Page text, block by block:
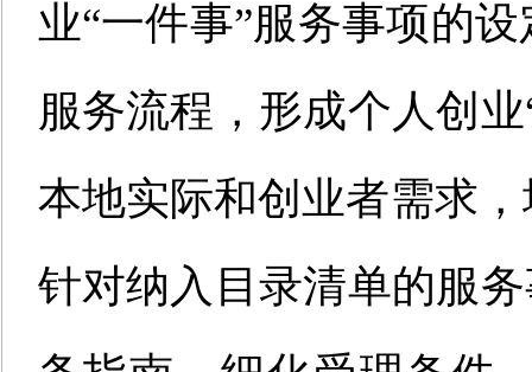
业“一件事”服务事项的
服务流程，形成个人创业
本地实际和创业者需求
针对纳入目录清单的服